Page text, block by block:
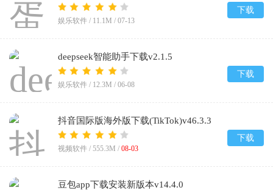
娱乐软件 / 11.1M / 07-13
下载
deepseek智能助手下载v2.1.5
娱乐软件 / 12.3M / 06-08
下载
抖音国际版海外版下载(TikTok)v46.3.3
视频软件 / 555.3M / 08-03
下载
豆包app下载安装新版本v14.4.0